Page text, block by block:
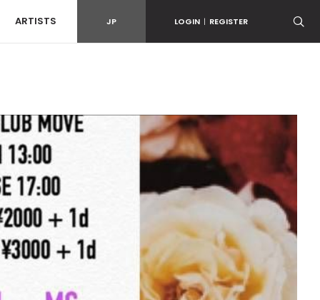
ARTISTS JP LOGIN | REGISTER